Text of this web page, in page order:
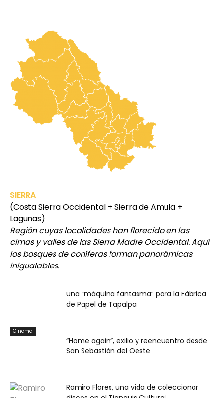
SIERRA
(Costa Sierra Occidental + Sierra de Amula +
Lagunas)
Región cuyas localidades han florecido en las
cimas y valles de las Sierra Madre Occidental. Aquí
los bosques de coníferas forman panorámicas
inigualables.
Una “máquina fantasma” para la Fábrica
de Papel de Tapalpa
Cinema
“Home again”, exilio y reencuentro desde
San Sebastián del Oeste
Ramiro Flores, una vida de coleccionar